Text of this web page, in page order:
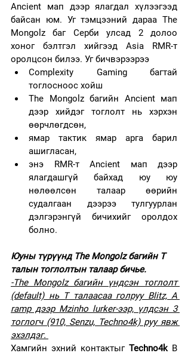
Ancient мап дээр ялагдал хүлээгээд
байсан юм. Уг тэмцээний дараа The
Mongolz баг Серби улсад 2 долоо
хоног бэлтгэл хийгээд Asia RMR-т
оролцсон билээ. Уг бичвэрээрээ
Complexity Gaming багтай
тоглосноос хойш
The Mongolz багийн Ancient мап
дээр хийдэг тоглолт нь хэрхэн
өөрчлөгдсөн,
ямар тактик ямар арга барил
ашигласан,
энэ RMR-т Ancient мап дээр
ялагдашгүй байхад юу юу
нөлөөлсөн талаар өөрийн
судалгаан дээрээ тулгуурлан
дэлгэрэнгүй бичихийг оролдох
болно.
Юуны түрүүнд The Mongolz багийн T
талын тоглолтын талаар бичье.
-The Mongolz багийн үндсэн тоглолт
(default) нь Т талаасаа голруу Blitz, A
ramp дээр Mzinho lurker-ээр, үлдсэн 3
тоглогч (910, Senzu, Techno4k) руу явж
эхэлдэг.
Хамгийн эхний контактыг Techno4k B